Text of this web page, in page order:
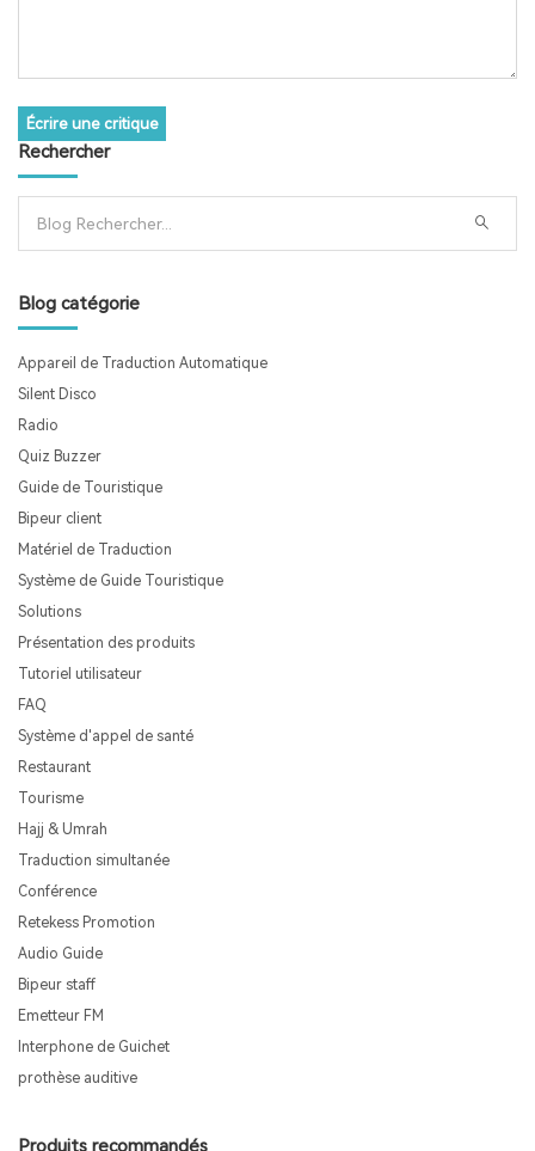
Écrire une critique
Rechercher
Blog catégorie
Appareil de Traduction Automatique
Silent Disco
Radio
Quiz Buzzer
Guide de Touristique
Bipeur client
Matériel de Traduction
Système de Guide Touristique
Solutions
Présentation des produits
Tutoriel utilisateur
FAQ
Système d'appel de santé
Restaurant
Tourisme
Hajj & Umrah
Traduction simultanée
Conférence
Retekess Promotion
Audio Guide
Bipeur staff
Emetteur FM
Interphone de Guichet
prothèse auditive
Produits recommandés